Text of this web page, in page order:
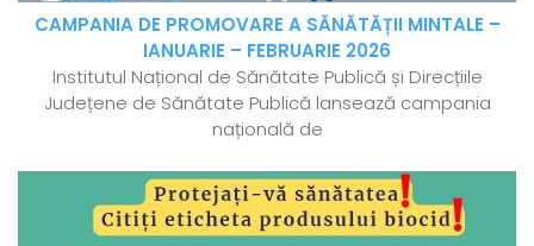
CAMPANIA DE PROMOVARE A SĂNĂTĂȚII MINTALE –
IANUARIE – FEBRUARIE 2026
Institutul Național de Sănătate Publică și Direcțiile
Județene de Sănătate Publică lansează campania
națională de